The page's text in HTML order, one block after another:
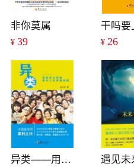
非你莫属
¥ 39
干吗要
¥ 26
异类——用软实力思维解决人生发展问题